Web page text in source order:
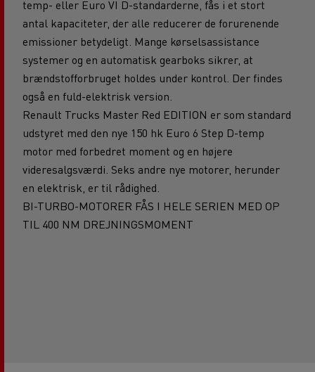
temp- eller Euro VI D-standarderne, fås i et stort
antal kapaciteter, der alle reducerer de forurenende
emissioner betydeligt. Mange kørselsassistance
systemer og en automatisk gearboks sikrer, at
brændstofforbruget holdes under kontrol. Der findes
også en fuld-elektrisk version.
Renault Trucks Master Red EDITION er som standard
udstyret med den nye 150 hk Euro 6 Step D-temp
motor med forbedret moment og en højere
videresalgsværdi. Seks andre nye motorer, herunder
en elektrisk, er til rådighed.
BI-TURBO-MOTORER FÅS I HELE SERIEN MED OP
TIL 400 NM DREJNINGSMOMENT